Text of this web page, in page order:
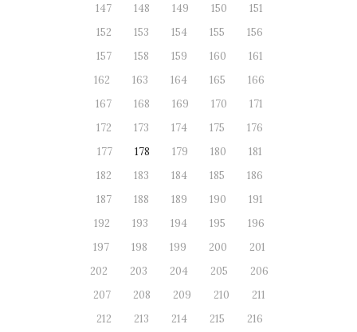
147
148 149 150
151
152
153 154 155
156
157
158 159 160
161
162
163 164 165
166
167
168 169 170
171
172
173 174 175
176
177
178 179 180
181
182
183 184 185
186
187
188 189 190
191
192
193 194 195
196
197
198 199 200
201
202
203 204 205
206
207
208 209 210
211
212
213 214 215
216